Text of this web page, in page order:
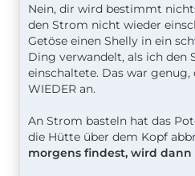
Nein, dir wird bestimmt
den Strom nicht wieder
Getöse einen Shelly in ein
Ding verwandelt, als ich den
einschaltete. Das war genug,
WIEDER an.
An Strom basteln hat das
die Hütte über dem Kopf
morgens findest, wird dann